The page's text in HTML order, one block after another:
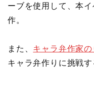
ーブを使用して、本
作。
また、 キャラ弁作家の
キャラ弁作りに挑戦す